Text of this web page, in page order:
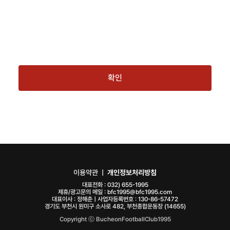
확인
이용약관 개인정보처리방침
대표전화 : 032) 655-1995
제휴/광고문의 메일 : bfc1995@bfc1995.com
대표이사 : 정해춘ㅣ사업자등록번호 : 130-86-57472
경기도 부천시 원미구 소사로 482, 부천종합운동장 (14655)
Copyright ⓒ BucheonFootballClub1995